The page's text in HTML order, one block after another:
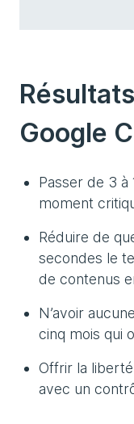
Google
Passer de 3 à
moment
Réduire de
secondes le
de contenus
N’avoir
cinq mois qui
Offrir la
avec un